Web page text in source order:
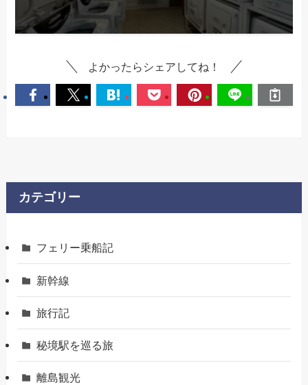
よかったらシェアしてね！
カテゴリー
フェリー乗船記
新幹線
旅行記
秘境駅を巡る旅
離島観光